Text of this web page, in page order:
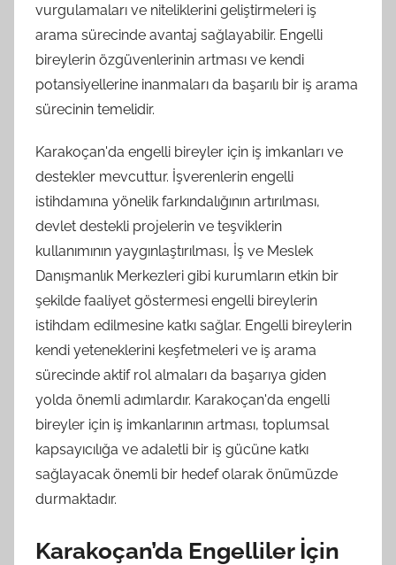
vurgulamaları ve niteliklerini geliştirmeleri iş
arama sürecinde avantaj sağlayabilir. Engelli
bireylerin özgüvenlerinin artması ve kendi
potansiyellerine inanmaları da başarılı bir iş arama
sürecinin temelidir.
Karakoçan'da engelli bireyler için iş imkanları ve
destekler mevcuttur. İşverenlerin engelli
istihdamına yönelik farkındalığının artırılması,
devlet destekli projelerin ve teşviklerin
kullanımının yaygınlaştırılması, İş ve Meslek
Danışmanlık Merkezleri gibi kurumların etkin bir
şekilde faaliyet göstermesi engelli bireylerin
istihdam edilmesine katkı sağlar. Engelli bireylerin
kendi yeteneklerini keşfetmeleri ve iş arama
sürecinde aktif rol almaları da başarıya giden
yolda önemli adımlardır. Karakoçan'da engelli
bireyler için iş imkanlarının artması, toplumsal
kapsayıcılığa ve adaletli bir iş gücüne katkı
sağlayacak önemli bir hedef olarak önümüzde
durmaktadır.
Karakoçan’da Engelliler İçin